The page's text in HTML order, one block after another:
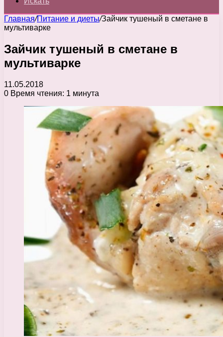
Главная/Питание и диеты/Зайчик тушеный в сметане в
мультиварке
Зайчик тушеный в сметане в
мультиварке
11.05.2018
0 Время чтения: 1 минута